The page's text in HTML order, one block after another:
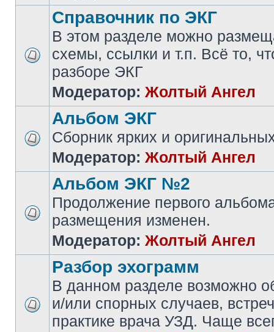
Справочник по ЭКГ
В этом разделе можно
схемы, ссылки и т.п. Всё то,
разборе ЭКГ
Модератор: Жолтый Ангел
Альбом ЭКГ
Сборник ярких и
Модератор: Жолтый Ангел
Альбом ЭКГ №2
Продолжение первого
размещения изменен.
Модератор: Жолтый Ангел
Разбор эхограмм
В данном разделе возможно
и/или спорных случаев,
практике врача УЗД. Чаще